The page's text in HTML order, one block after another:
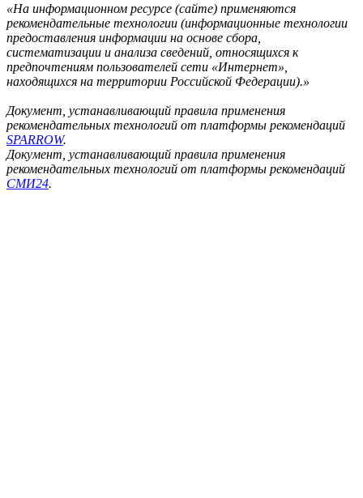
«На информационном ресурсе (сайте) применяются
рекомендательные технологии (информационные технологии
предоставления информации на основе сбора,
систематизации и анализа сведений, относящихся к
предпочтениям пользователей сети «Интернет»,
находящихся на территории Российской Федерации).»
Документ, устанавливающий правила применения
рекомендательных технологий от платформы рекомендаций
SPARROW.
Документ, устанавливающий правила применения
рекомендательных технологий от платформы рекомендаций
СМИ24.